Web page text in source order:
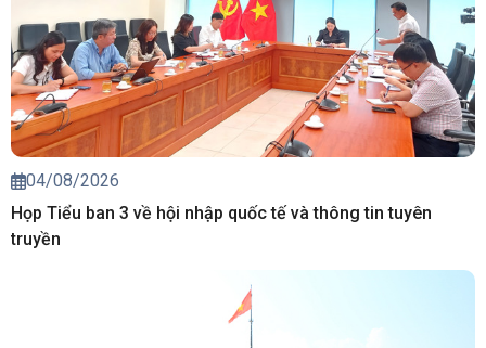
04/08/2026
Họp Tiểu ban 3 về hội nhập quốc tế và thông tin tuyên
truyền